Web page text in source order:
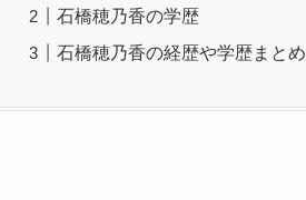
石橋穂乃香の学歴
石橋穂乃香の経歴や学歴まとめ